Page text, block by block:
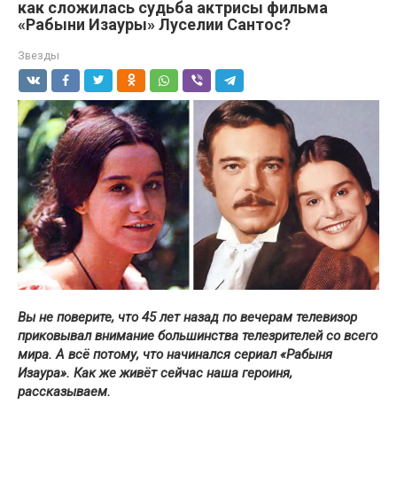
как сложилась судьба актрисы фильма
«Рабыни Изауры» Луселии Сантос?
Звезды
Вы не поверите, что 45 лет назад по вечерам телевизор
приковывал внимание большинства телезрителей со всего
мира. А всё потому, что начинался сериал «Рабыня
Изаура». Как же живёт сейчас наша героиня,
рассказываем.